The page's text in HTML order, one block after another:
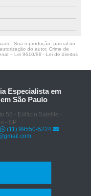
Sua reprodução, parcial ou
do autor. Crime de
– Lei 9610/98 - Lei de direitos
Especialista em
São Paulo
55 - Edifício Satélite -
- SP
(11) 99550-5224